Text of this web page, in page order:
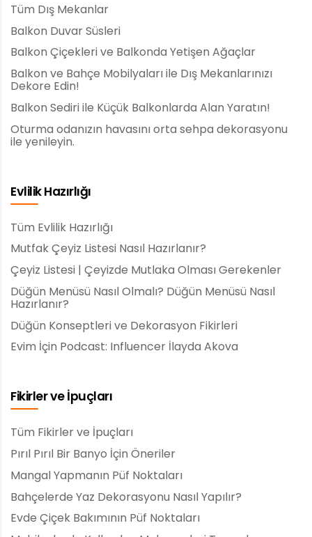
Tüm Dış Mekanlar
Balkon Duvar Süsleri
Balkon Çiçekleri ve Balkonda Yetişen Ağaçlar
Balkon ve Bahçe Mobilyaları ile Dış Mekanlarınızı
Dekore Edin!
Balkon Sediri ile Küçük Balkonlarda Alan Yaratın!
Oturma odanızın havasını orta sehpa dekorasyonu
ile yenileyin.
Evlilik Hazırlığı
Tüm Evlilik Hazırlığı
Mutfak Çeyiz Listesi Nasıl Hazırlanır?
Çeyiz Listesi | Çeyizde Mutlaka Olması Gerekenler
Düğün Menüsü Nasıl Olmalı? Düğün Menüsü Nasıl
Hazırlanır?
Düğün Konseptleri ve Dekorasyon Fikirleri
Evim İçin Podcast: Influencer İlayda Akova
Fikirler ve İpuçları
Tüm Fikirler ve İpuçları
Pırıl Pırıl Bir Banyo İçin Öneriler
Mangal Yapmanın Püf Noktaları
Bahçelerde Yaz Dekorasyonu Nasıl Yapılır?
Evde Çiçek Bakımının Püf Noktaları